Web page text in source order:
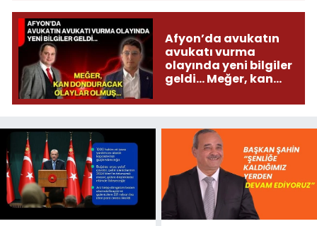
Afyon’da avukatın
avukatı vurma
olayında yeni bilgiler
geldi... Meğer, kan
olmuş...